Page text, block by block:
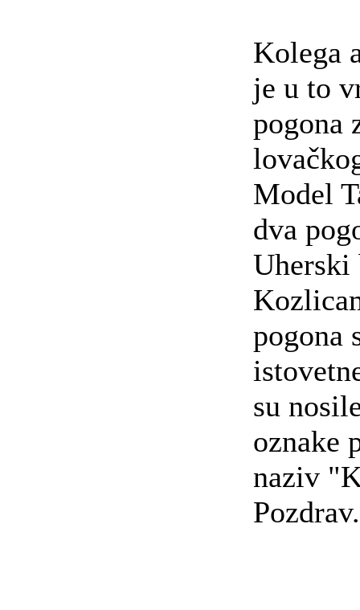
Kolega
je u to
pogona
Model
dva
Uherski
pogona
su
oznake
naziv